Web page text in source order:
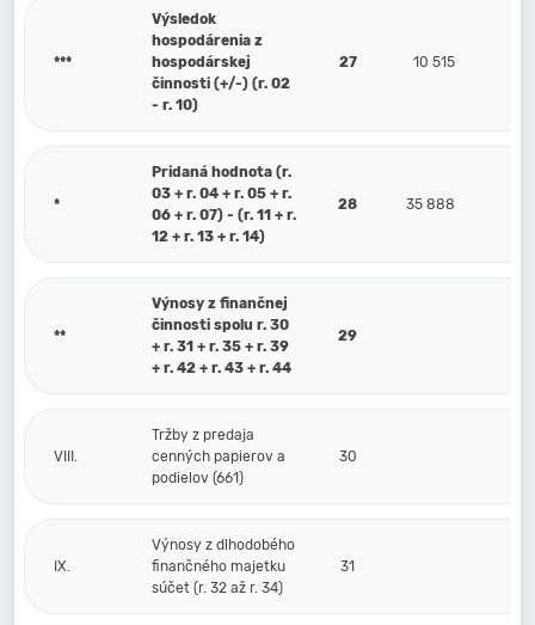
***
Výsledok
hospodárenia z
hospodárskej
činnosti (+/-) (r. 02
- r. 10)
27 10 515
*
Pridaná hodnota (r.
03 + r. 04 + r. 05 + r.
06 + r. 07) - (r. 11 + r.
12 + r. 13 + r. 14)
28 35 888
**
Výnosy z finančnej
činnosti spolu r. 30
+ r. 31 + r. 35 + r. 39
+ r. 42 + r. 43 + r. 44
29
VIII.
Tržby z predaja
cenných papierov a
podielov (661)
30
IX.
Výnosy z dlhodobého
finančného majetku
súčet (r. 32 až r. 34)
31